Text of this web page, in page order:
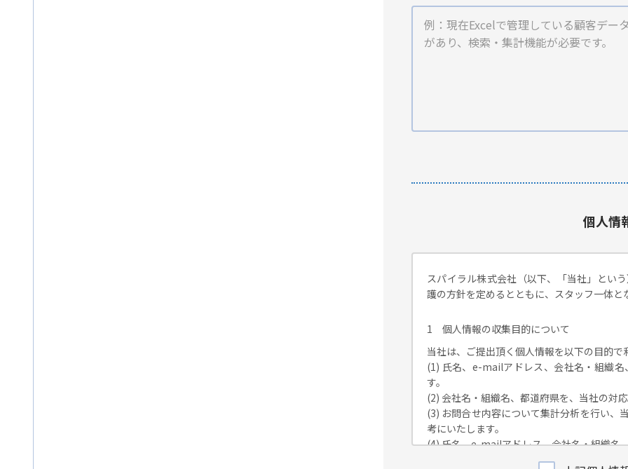
個人情
スパイラル株式会社（以下、「当社」とい
護の方針を定めるとともに、スタッフ一体
1 個人情報の収集目的について
当社は、ご提出頂く個人情報を以下の目的で
(1) 氏名、e-mailアドレス、会社名・組織
す。
(2) 会社名・組織名、都道府県を、当社の対
(3) お問合せ内容について集計分析を行い、
考にいたします。
(4) 氏名、e-mailアドレス、会社名・組織名
が独自に発信する情報（ブログ記事、ホワ